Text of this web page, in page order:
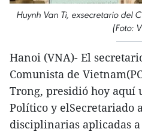
Huynh Van Ti, exsecretario del
(Foto:
Hanoi (VNA)- El
Comunista de
Trong, presidió hoy aquí
Político y elSecretariado
disciplinarias aplicadas